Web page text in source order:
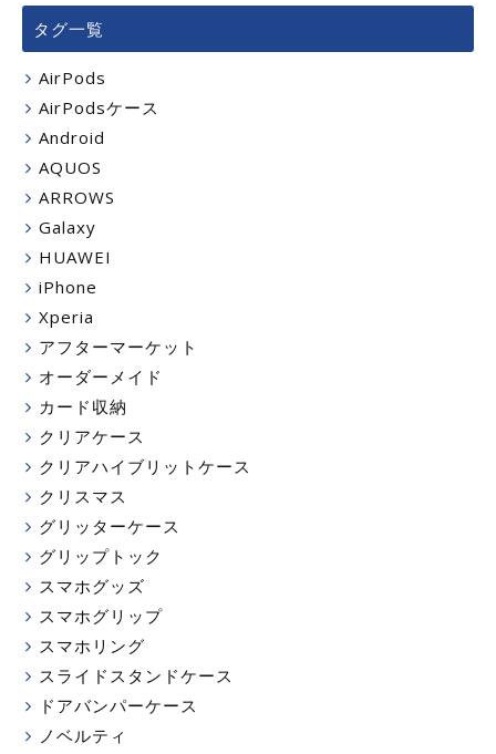
タグ一覧
AirPods
AirPodsケース
Android
AQUOS
ARROWS
Galaxy
HUAWEI
iPhone
Xperia
アフターマーケット
オーダーメイド
カード収納
クリアケース
クリアハイブリットケース
クリスマス
グリッターケース
グリップトック
スマホグッズ
スマホグリップ
スマホリング
スライドスタンドケース
ドアバンパーケース
ノベルティ